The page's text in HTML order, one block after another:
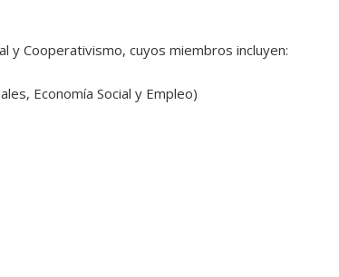
y Cooperativismo, cuyos miembros incluyen:
Economía Social y Empleo)